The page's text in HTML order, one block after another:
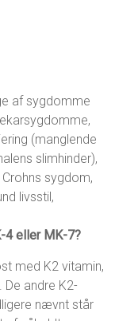
af sygdomme
(manglende
slimhinder),
sygdom,
livsstil,
4 eller MK-7?
med K2 vitamin,
andre K2-
nævnt står